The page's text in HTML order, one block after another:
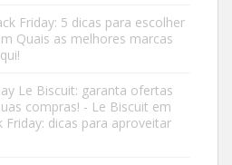
Friday: 5 dicas para escolher
Quais as melhores marcas
Le Biscuit: garanta ofertas
compras! - Le Biscuit em
Friday: dicas para aproveitar